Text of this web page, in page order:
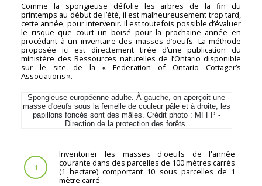
Comme la spongieuse défolie les arbres de la fin du
printemps au début de l’été, il est malheureusement trop tard,
cette année, pour intervenir. Il est toutefois possible d’évaluer
le risque que court un boisé pour la prochaine année en
procédant à un inventaire des masses d’oeufs. La méthode
proposée ici est directement tirée d’une publication du
ministère des Ressources naturelles de l’Ontario disponible
sur le site de la « Federation of Ontario Cottager’s
Associations ».
Spongieuse européenne adulte. À gauche, on aperçoit une
masse d'oeufs sous la femelle de couleur pâle et à droite, les
papillons foncés sont des mâles. Crédit photo : MFFP -
Direction de la protection des forêts.
1
Inventorier les masses d'oeufs de l'année
courante dans des parcelles de 100 mètres carrés
(1 hectare) comportant 10 sous parcelles de 1
mètre carré.